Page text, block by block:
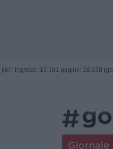
ieri: Ingressi: 19.161 pagine: 28.230